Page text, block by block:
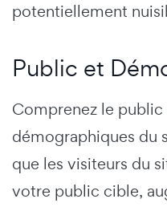
potentiellement
Public et
Comprenez le
démographiques du
que les visiteurs du
votre public cible,